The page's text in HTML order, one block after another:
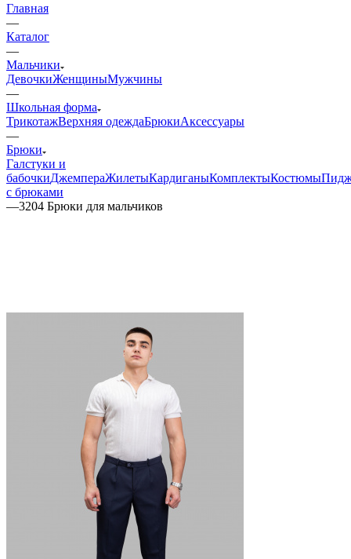
Главная
—
Каталог
—
Мальчики
ДевочкиЖенщиныМужчины
—
Школьная форма
ТрикотажВерхняя одеждаБрюкиАксессуары
—
Брюки
Галстуки и
бабочкиДжемпераЖилетыКардиганыКомплектыКостюмы
с брюками
—3204 Брюки для мальчиков